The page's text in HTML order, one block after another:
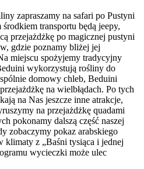
zapraszamy na safari po Pustyni
transportu będą jeepy,
przejażdżkę po magicznej pustyni
gdzie poznamy bliżej jej
miejscu spożyjemy tradycyjny
wykorzystują rośliny do
domowy chleb, Beduini
na wielbłądach. Po tych
na Nas jeszcze inne atrakcje,
na przejażdżkę quadami
pokonamy dalszą część naszej
zobaczymy pokaz arabskiego
klimaty z „Baśni tysiąca i jednej
wycieczki może ulec